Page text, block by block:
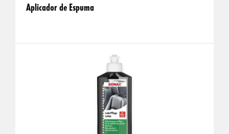
Aplicador de Espuma